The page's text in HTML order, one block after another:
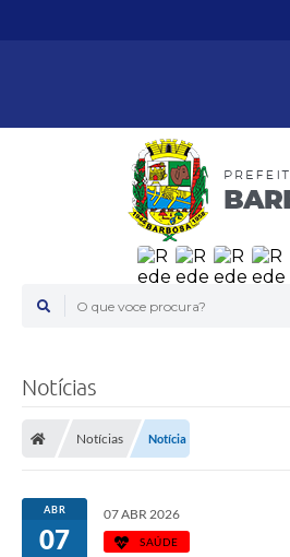
O que voce procura?
Notícias
Notícias Notícia
ABR
07
07 ABR 2026
SAÚDE